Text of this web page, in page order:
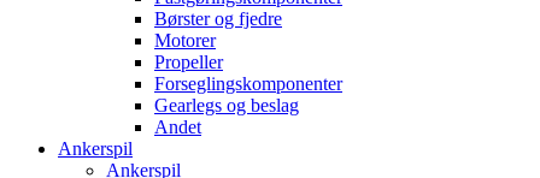
Børster og fjedre
Motorer
Propeller
Forseglingskomponenter
Gearlegs og beslag
Andet
Ankerspil
Ankerspil